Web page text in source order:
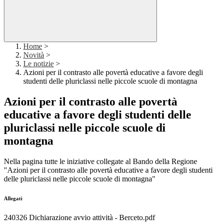
Home >
Novità >
Le notizie >
Azioni per il contrasto alle povertà educative a favore degli
studenti delle pluriclassi nelle piccole scuole di montagna
Azioni per il contrasto alle povertà
educative a favore degli studenti delle
pluriclassi nelle piccole scuole di
montagna
Nella pagina tutte le iniziative collegate al Bando della Regione
"Azioni per il contrasto alle povertà educative a favore degli studenti
delle pluriclassi nelle piccole scuole di montagna"
Allegati
240326 Dichiarazione avvio attività - Berceto.pdf